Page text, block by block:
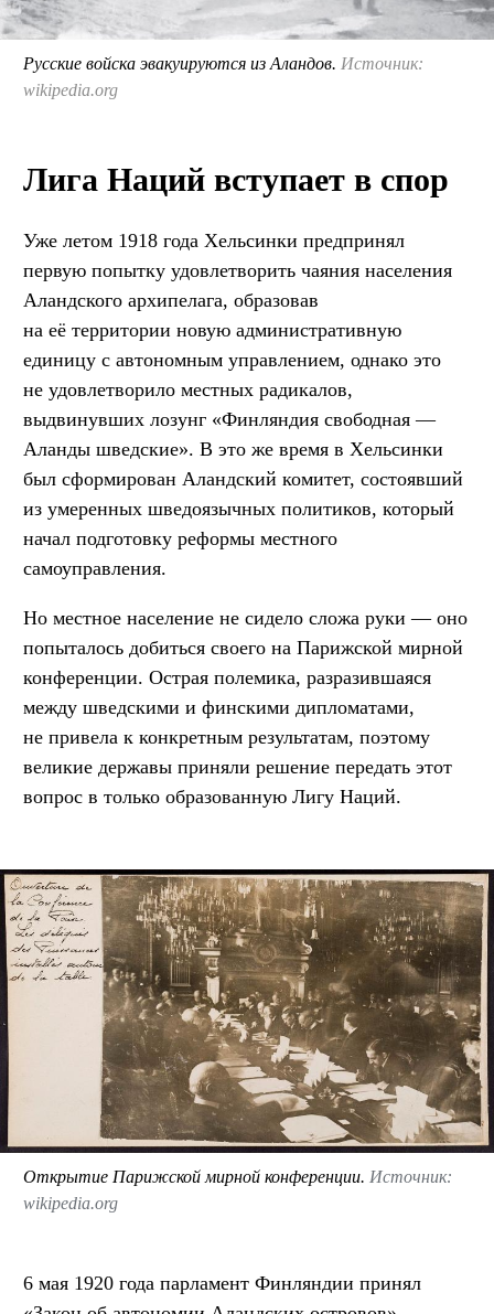
Русские войска эвакуируются из Аландов. Источник:
wikipedia.org
Лига Наций вступает в спор
Уже летом 1918 года Хельсинки предпринял
первую попытку удовлетворить чаяния населения
Аландского архипелага, образовав
на её территории новую административную
единицу с автономным управлением, однако это
не удовлетворило местных радикалов,
выдвинувших лозунг «Финляндия свободная —
Аланды шведские». В это же время в Хельсинки
был сформирован Аландский комитет, состоявший
из умеренных шведоязычных политиков, который
начал подготовку реформы местного
самоуправления.
Но местное население не сидело сложа руки — оно
попыталось добиться своего на Парижской мирной
конференции. Острая полемика, разразившаяся
между шведскими и финскими дипломатами,
не привела к конкретным результатам, поэтому
великие державы приняли решение передать этот
вопрос в только образованную Лигу Наций.
Открытие Парижской мирной конференции. Источник:
wikipedia.org
6 мая 1920 года парламент Финляндии принял